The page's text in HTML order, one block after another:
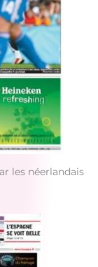
les néerlandais